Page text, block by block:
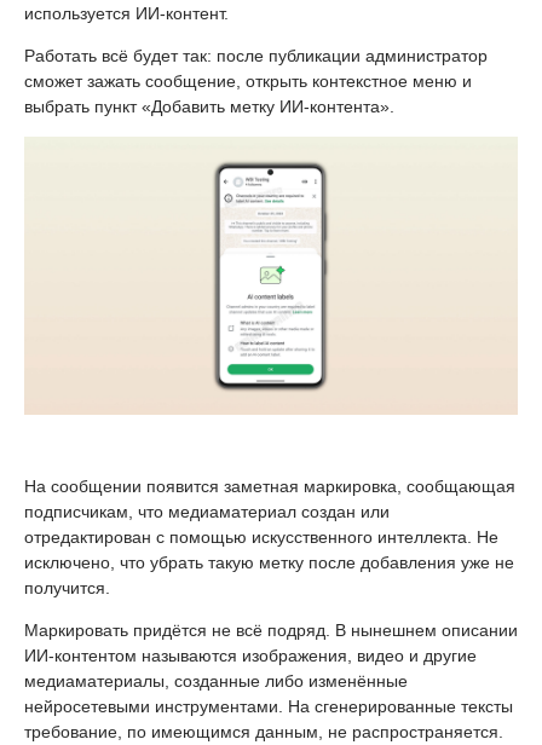
используется ИИ-контент.
Работать всё будет так: после публикации администратор
сможет зажать сообщение, открыть контекстное меню и
выбрать пункт «Добавить метку ИИ-контента».
На сообщении появится заметная маркировка, сообщающая
подписчикам, что медиаматериал создан или
отредактирован с помощью искусственного интеллекта. Не
исключено, что убрать такую метку после добавления уже не
получится.
Маркировать придётся не всё подряд. В нынешнем описании
ИИ-контентом называются изображения, видео и другие
медиаматериалы, созданные либо изменённые
нейросетевыми инструментами. На сгенерированные тексты
требование, по имеющимся данным, не распространяется.